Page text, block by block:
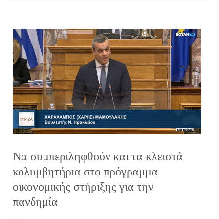
Να συμπεριληφθούν και τα κλειστά
κολυμβητήρια στο πρόγραμμα
οικονομικής στήριξης για την
πανδημία